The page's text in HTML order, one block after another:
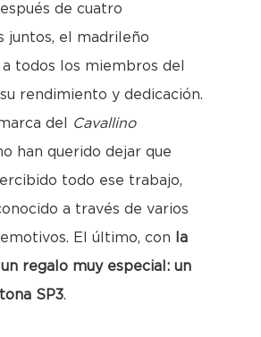
de cuatro
juntos, el madrileño
todos los miembros del
rendimiento y dedicación.
del
Cavallino
han querido dejar que
todo ese trabajo,
a través de varios
El último, con la
regalo muy especial: un
SP3.